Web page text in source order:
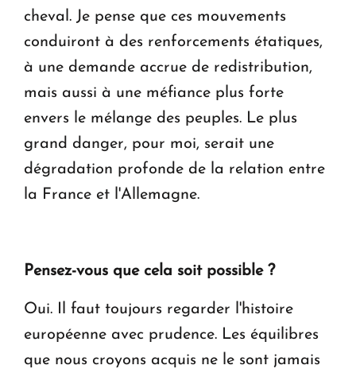
cheval. Je pense que ces mouvements
conduiront à des renforcements étatiques,
à une demande accrue de redistribution,
mais aussi à une méfiance plus forte
envers le mélange des peuples. Le plus
grand danger, pour moi, serait une
dégradation profonde de la relation entre
la France et l'Allemagne.
Pensez-vous que cela soit possible ?
Oui. Il faut toujours regarder l'histoire
européenne avec prudence. Les équilibres
que nous croyons acquis ne le sont jamais